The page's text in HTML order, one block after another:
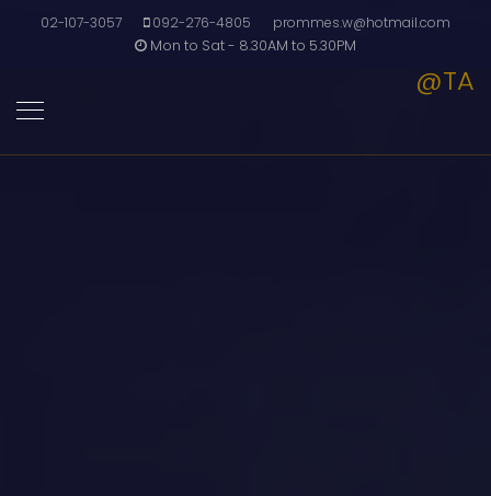
02-107-3057 092-276-4805
prommes.w@hotmail.com
Mon to Sat - 8.30AM to 5.30PM
@TA